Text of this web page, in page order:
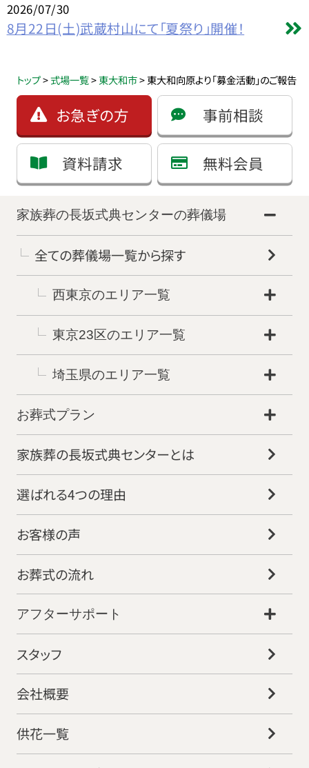
2026/07/30
8月22日(土)武蔵村山にて「夏祭り」開催！
トップ>式場一覧>東大和市>東大和向原より「募金活動」のご報告
お急ぎの方 事前相談
資料請求 無料会員
家族葬の長坂式典センターの葬儀場
全ての葬儀場一覧から探す
西東京のエリア一覧
東京23区のエリア一覧
埼玉県のエリア一覧
お葬式プラン
家族葬の長坂式典センターとは
選ばれる4つの理由
お客様の声
お葬式の流れ
アフターサポート
スタッフ
会社概要
供花一覧